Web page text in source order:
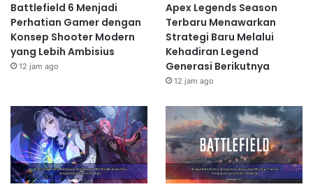
Battlefield 6 Menjadi
Perhatian Gamer dengan
Konsep Shooter Modern
yang Lebih Ambisius
12 jam ago
Apex Legends Season
Terbaru Menawarkan
Strategi Baru Melalui
Kehadiran Legend
Generasi Berikutnya
12 jam ago